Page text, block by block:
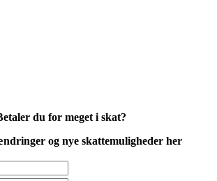
du for meget i skat?
og nye skattemuligheder her